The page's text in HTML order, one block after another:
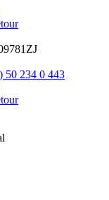
9781ZJ
50 234 0 443